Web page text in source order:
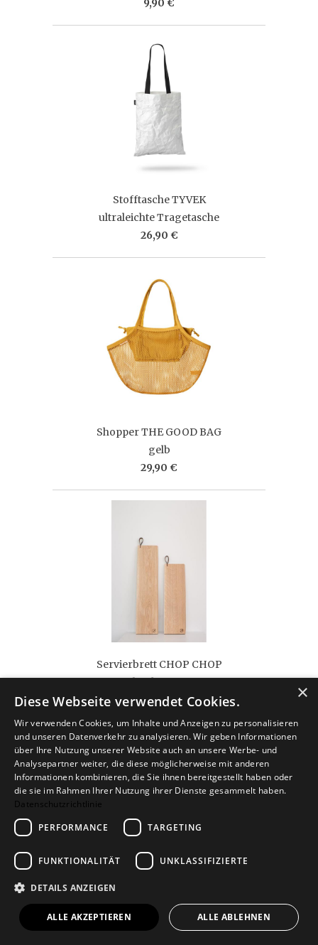
Stofftasche TYVEK
ultraleichte Tragetasche
26,90 €
Shopper THE GOOD BAG
gelb
29,90 €
Servierbrett CHOP CHOP
verschiedene Größen
ab 26,90 €
3er-Set
81,60 €
×
Diese Webseite verwendet Cookies.
Wir verwenden Cookies, um Inhalte und Anzeigen zu personalisieren
und unseren Datenverkehr zu analysieren. Wir geben Informationen
über Ihre Nutzung unserer Website auch an unsere Werbe- und
Analysepartner weiter, die diese möglicherweise mit anderen
Informationen kombinieren, die Sie ihnen bereitgestellt haben oder
die sie im Rahmen Ihrer Nutzung ihrer Dienste gesammelt haben.
Datenschutzrichtlinie
PERFORMANCE
TARGETING
FUNKTIONALITÄT UNKLASSIFIZIERTE
DETAILS ANZEIGEN
ALLE AKZEPTIEREN ALLE ABLEHNEN